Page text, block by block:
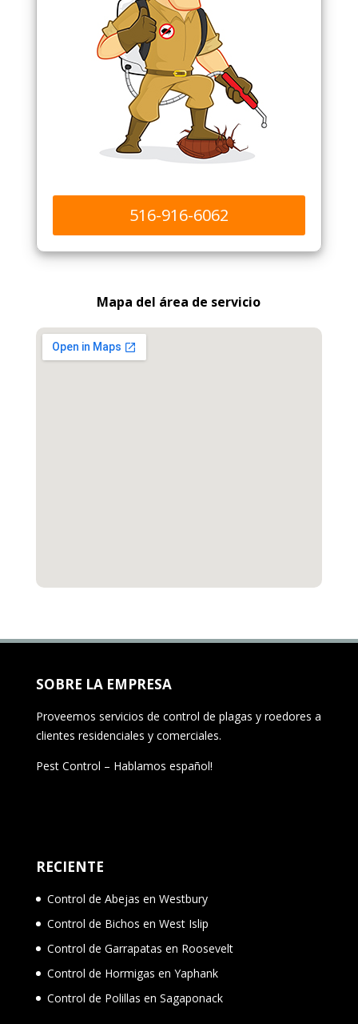
516-916-6062
Mapa del área de servicio
SOBRE LA EMPRESA
Proveemos servicios de control de plagas y roedores a
clientes residenciales y comerciales.
Pest Control – Hablamos español!
RECIENTE
Control de Abejas en Westbury
Control de Bichos en West Islip
Control de Garrapatas en Roosevelt
Control de Hormigas en Yaphank
Control de Polillas en Sagaponack